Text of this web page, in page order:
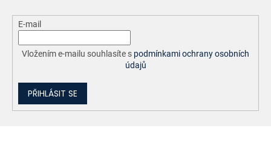
v
i
s
u
E-mail
Vložením e-mailu souhlasíte s podmínkami ochrany osobních
údajů
PŘIHLÁSIT SE